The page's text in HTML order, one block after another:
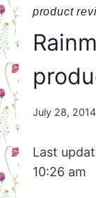
product
By
July 28, 2014
Last
10:26 am